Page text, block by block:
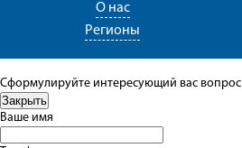
О нас
Регионы
Сформулируйте интересующий вас вопрос
Ваше имя